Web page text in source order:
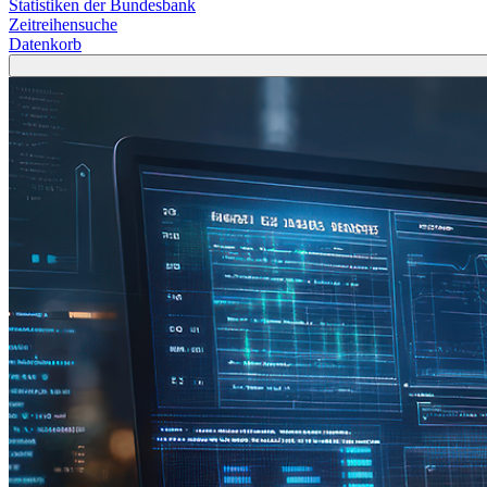
Statistiken der Bundesbank
Zeitreihensuche
Datenkorb